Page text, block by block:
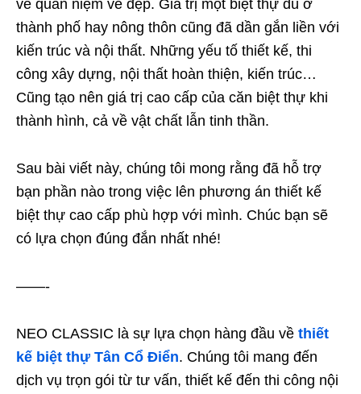
về quan niệm vẻ đẹp. Giá trị một biệt thự dù ở
thành phố hay nông thôn cũng đã dần gắn liền với
kiến trúc và nội thất. Những yếu tố thiết kế, thi
công xây dựng, nội thất hoàn thiện, kiến trúc…
Cũng tạo nên giá trị cao cấp của căn biệt thự khi
thành hình, cả về vật chất lẫn tinh thần.
Sau bài viết này, chúng tôi mong rằng đã hỗ trợ
bạn phần nào trong việc lên phương án thiết kế
biệt thự cao cấp phù hợp với mình. Chúc bạn sẽ
có lựa chọn đúng đắn nhất nhé!
——-
NEO CLASSIC là sự lựa chọn hàng đầu về thiết
kế biệt thự Tân Cổ Điển. Chúng tôi mang đến
dịch vụ trọn gói từ tư vấn, thiết kế đến thi công nội